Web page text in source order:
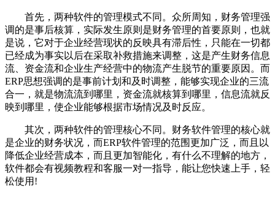
首先，两种软件的管理模式不同。众所周知，财务管理强
调的是事后核算，实际发生原则是财务管理的首要原则，也就
是说，它对于企业经营现状的反映具有滞后性，只能在一切都
已经成为事实以后在采取补救措施来调整，这是产生财务信息
流、资金流和企业生产经营中的物流产生脱节的重要原因。而
ERP思想强调的是事前计划和及时调整，能够实现企业的三流
合一，就是物流流到哪里，资金流就核算到哪里，信息流就反
映到哪里，使企业能够根据市场情况及时反应。
其次，两种软件的管理核心不同。财务软件管理的核心就
是企业的财务状况，而ERP软件管理的范围更加广泛，而且以
降低企业经营成本，而且更加智能化，有什么不理解的地方，
软件都会有视频教程和客服一对一指导，能让您快速上手，轻
松使用!